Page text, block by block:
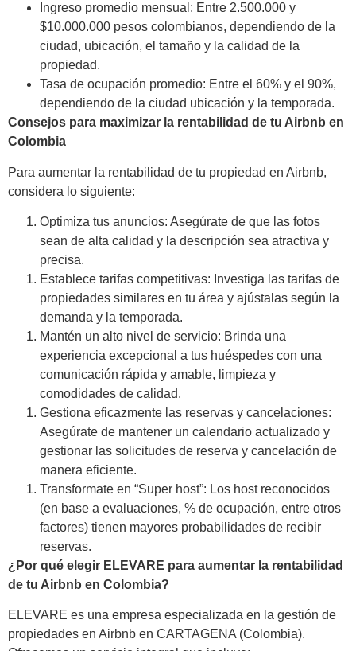
Ingreso promedio mensual: Entre 2.500.000 y
$10.000.000 pesos colombianos, dependiendo de la
ciudad, ubicación, el tamaño y la calidad de la
propiedad.
Tasa de ocupación promedio: Entre el 60% y el 90%,
dependiendo de la ciudad ubicación y la temporada.
Consejos para maximizar la rentabilidad de tu Airbnb en
Colombia
Para aumentar la rentabilidad de tu propiedad en Airbnb,
considera lo siguiente:
Optimiza tus anuncios: Asegúrate de que las fotos
sean de alta calidad y la descripción sea atractiva y
precisa.
Establece tarifas competitivas: Investiga las tarifas de
propiedades similares en tu área y ajústalas según la
demanda y la temporada.
Mantén un alto nivel de servicio: Brinda una
experiencia excepcional a tus huéspedes con una
comunicación rápida y amable, limpieza y
comodidades de calidad.
Gestiona eficazmente las reservas y cancelaciones:
Asegúrate de mantener un calendario actualizado y
gestionar las solicitudes de reserva y cancelación de
manera eficiente.
Transformate en “Super host”: Los host reconocidos
(en base a evaluaciones, % de ocupación, entre otros
factores) tienen mayores probabilidades de recibir
reservas.
¿Por qué elegir ELEVARE para aumentar la rentabilidad
de tu Airbnb en Colombia?
ELEVARE es una empresa especializada en la gestión de
propiedades en Airbnb en CARTAGENA (Colombia).